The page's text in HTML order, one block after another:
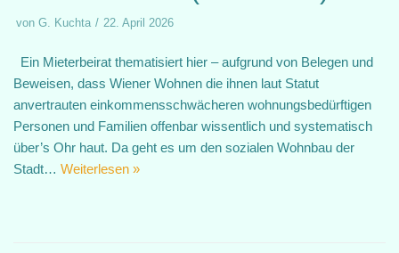
von G. Kuchta 22. April 2026
Ein Mieterbeirat thematisiert hier – aufgrund von Belegen und
Beweisen, dass Wiener Wohnen die ihnen laut Statut
anvertrauten einkommensschwächeren wohnungsbedürftigen
Personen und Familien offenbar wissentlich und systematisch
über’s Ohr haut. Da geht es um den sozialen Wohnbau der
Stadt… Weiterlesen »